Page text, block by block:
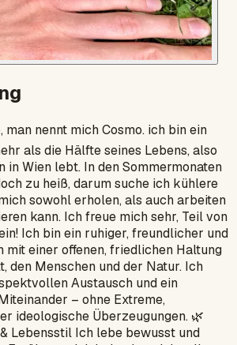
man nennt mich Cosmo. ich bin ein
als die Hälfte seines Lebens, also
in Wien lebt. In den Sommermonaten
zu heiß, darum suche ich kühlere
sowohl erholen, als auch arbeiten
kann. Ich freue mich sehr, Teil von
Ich bin ein ruhiger, freundlicher und
mit einer offenen, friedlichen Haltung
den Menschen und der Natur. Ich
Austausch und ein
– ohne Extreme,
ideologische Überzeugungen. 🌿
Lebensstil Ich lebe bewusst und